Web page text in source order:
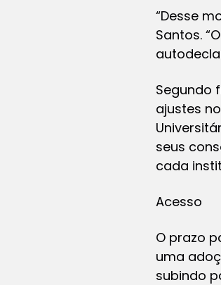
“Desse
Santos.
Segundo
ajustes
seus
cada
Acesso
O prazo
uma
subindo